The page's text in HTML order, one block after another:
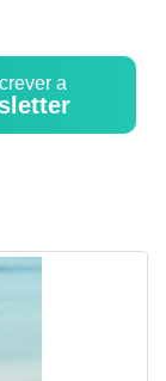
a